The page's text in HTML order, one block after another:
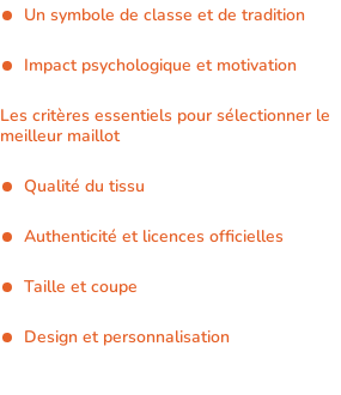
Un symbole de classe et de tradition
Impact psychologique et motivation
Les critères essentiels pour sélectionner le
meilleur maillot
Qualité du tissu
Authenticité et licences officielles
Taille et coupe
Design et personnalisation